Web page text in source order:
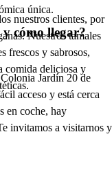
única.
nuestros clientes, por
Nuestros tamales
frescos y sabrosos,
comida deliciosa y
y cómo llegar?
Jardín 20 de
acceso y está cerca
en coche, hay
invitamos a visitarnos y